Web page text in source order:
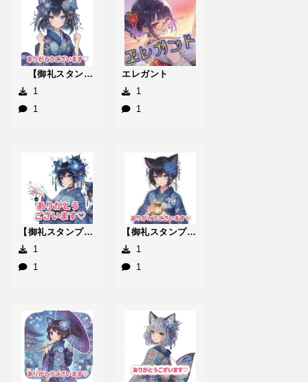
【御礼スタンプ】唯我浜++ぱらら
1
1
エレガント
1
1
【御礼スタンプ】智亜里庵..かるめん
1
1
【御礼スタンプ】白神園＄う~ぱー1
1
1